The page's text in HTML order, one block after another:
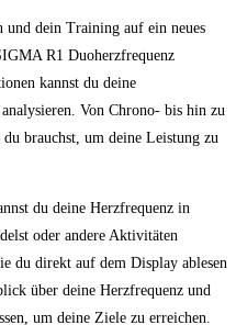
dein Training auf ein neues
R1 Duoherzfrequenz
kannst du deine
Von Chrono- bis hin zu
brauchst, um deine Leistung zu
du deine Herzfrequenz in
oder andere Aktivitäten
du direkt auf dem Display ablesen
über deine Herzfrequenz und
um deine Ziele zu erreichen.